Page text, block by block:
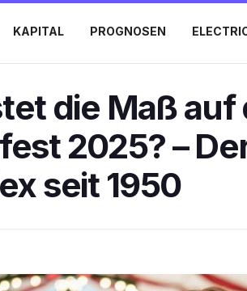
KAPITAL PROGNOSEN
die Maß auf
2025? –
seit 1950